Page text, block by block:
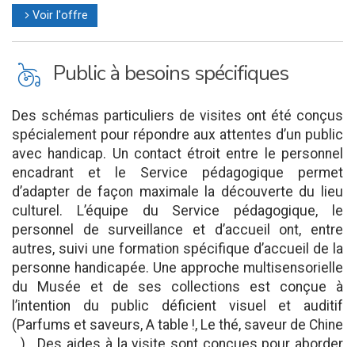
l Voir l'offre
L Public à besoins spécifiques
Des schémas particuliers de visites ont été conçus
spécialement pour répondre aux attentes d’un public
avec handicap. Un contact étroit entre le personnel
encadrant et le Service pédagogique permet
d’adapter de façon maximale la découverte du lieu
culturel. L’équipe du Service pédagogique, le
personnel de surveillance et d’accueil ont, entre
autres, suivi une formation spécifique d’accueil de la
personne handicapée. Une approche multisensorielle
du Musée et de ses collections est conçue à
l’intention du public déficient visuel et auditif
(Parfums et saveurs, A table !, Le thé, saveur de Chine
…). Des aides à la visite sont conçues pour aborder